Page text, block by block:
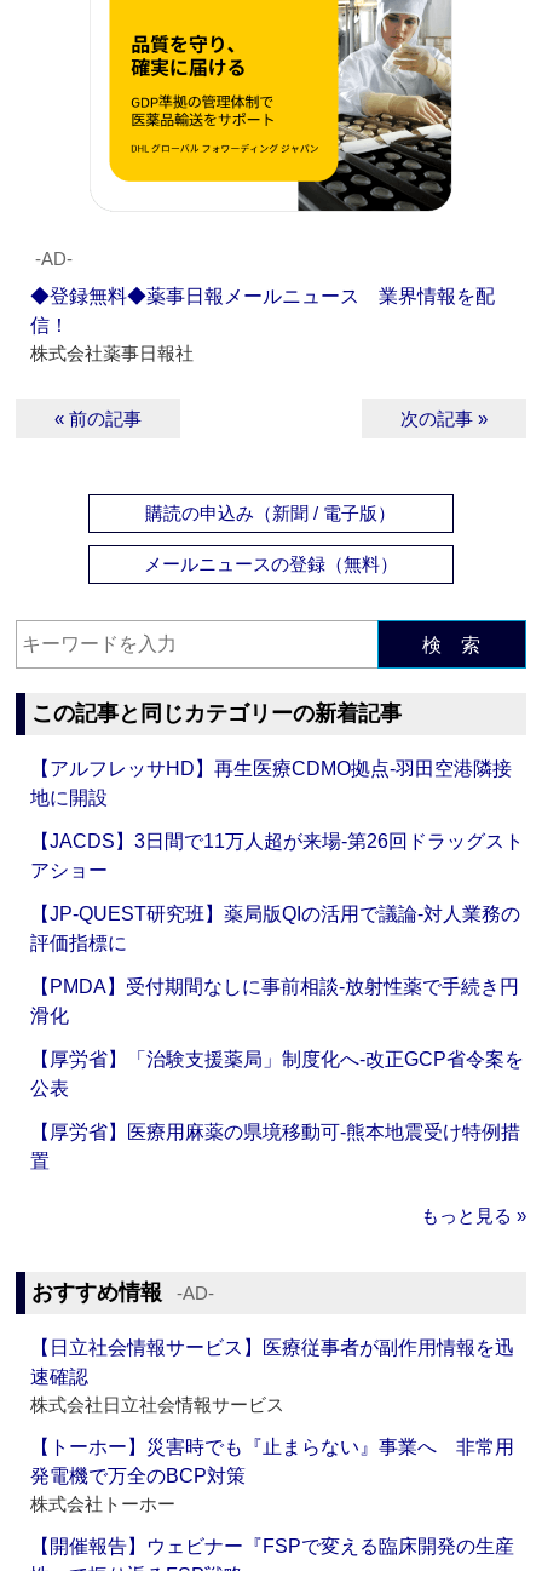
‐AD‐
◆登録無料◆薬事日報メールニュース 業界情報を配
信！
株式会社薬事日報社
« 前の記事 次の記事 »
購読の申込み（新聞 / 電子版）
メールニュースの登録（無料）
検 索
この記事と同じカテゴリーの新着記事
【アルフレッサHD】再生医療CDMO拠点‐羽田空港隣接
地に開設
【JACDS】3日間で11万人超が来場‐第26回ドラッグスト
アショー
【JP-QUEST研究班】薬局版QIの活用で議論‐対人業務の
評価指標に
【PMDA】受付期間なしに事前相談‐放射性薬で手続き円
滑化
【厚労省】「治験支援薬局」制度化へ‐改正GCP省令案を
公表
【厚労省】医療用麻薬の県境移動可‐熊本地震受け特例措
置
もっと見る »
おすすめ情報 ‐AD‐
【日立社会情報サービス】医療従事者が副作用情報を迅
速確認
株式会社日立社会情報サービス
【トーホー】災害時でも『止まらない』事業へ 非常用
発電機で万全のBCP対策
株式会社トーホー
【開催報告】ウェビナー『FSPで変える臨床開発の生産